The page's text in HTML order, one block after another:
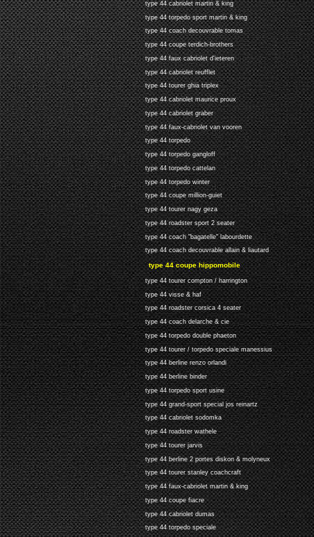
type 44 cabriolet martin & king
type 44 torpedo sport martin & king
type 44 coach decouvrable tomas
type 44 coupe terdich-brothers
type 44 faux cabriolet d'ieteren
type 44 cabriolet reufflet
type 44 tourer ghia triplex
type 44 cabriolet maurice proux
type 44 cabriolet graber
type 44 faux-cabriolet van vooren
type 44 torpedo
type 44 torpedo gangloff
type 44 torpedo cattelan
type 44 torpedo winter
type 44 coupe million-guiet
type 44 tourer nagy geza
type 44 roadster sport 2 seater
type 44 coach "bagatelle" labourdette
type 44 coach decouvrable allain & liautard
type 44 coupe hippomobile
type 44 tourer compton / harrington
type 44 visse & haf
type 44 roadster corsica 4 seater
type 44 coach delarche & cie
type 44 torpedo double phaeton
type 44 tourer / torpedo speciale manessius
type 44 berline renzo orlandi
type 44 berline binder
type 44 torpedo sport usine
type 44 grand-sport special jos reinartz
type 44 cabriolet sodomka
type 44 roadster wathele
type 44 tourer jarvis
type 44 berline 2 portes diskon & molyneux
type 44 tourer stanley coachcraft
type 44 faux-cabriolet martin & king
type 44 coupe fiacre
type 44 cabriolet dumas
type 44 torpedo speciale